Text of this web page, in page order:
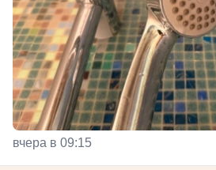
вчера в 09:15